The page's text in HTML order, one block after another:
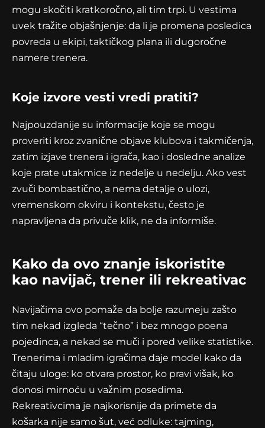
mogu skočiti kratkoročno, ali tim trpi. U vestima
uvek tražite objašnjenje: da li je promena posledica
povreda u ekipi, taktičkog plana ili dugoročne
namere trenera.
Koje izvore vesti vredi pratiti?
Najpouzdanije su informacije koje se mogu
proveriti kroz zvanične objave klubova i takmičenja,
zatim izjave trenera i igrača, kao i dosledne analize
koje prate utakmice iz nedelje u nedelju. Ako vest
zvuči bombastično, a nema detalje o ulozi,
vremenskom okviru i kontekstu, često je
napravljena da privuče klik, ne da informiše.
Kako da ovo znanje iskoristite
kao navijač, trener ili rekreativac
Navijačima ovo pomaže da bolje razumeju zašto
tim nekad izgleda “tečno” i bez mnogo poena
pojedinca, a nekad se muči i pored velike statistike.
Trenerima i mladim igračima daje model kako da
čitaju uloge: ko otvara prostor, ko pravi višak, ko
donosi mirnoću u važnim posedima.
Rekreativcima je najkorisnije da primete da
košarka nije samo šut, već odluke: tajming,